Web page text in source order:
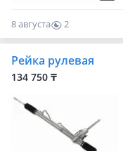
8 августа
2
0
Рейка рулевая
134 750 ₸